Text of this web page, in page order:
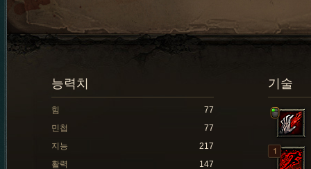
기술
능력치
힘
77
민첩
77
지능
217
활력
147